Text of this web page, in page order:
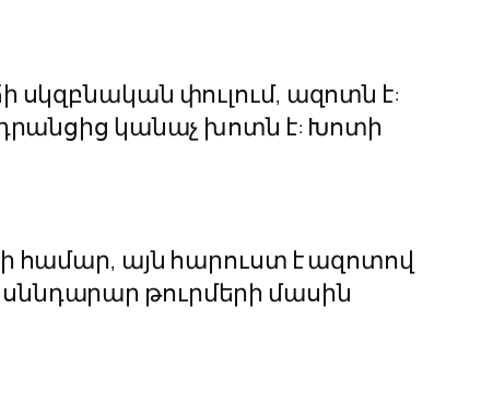
սկզբնական փուլում, ազոտն է:
կանաչ խոտն է: Խոտի
համար, այն հարուստ է ազոտով
թուրմերի մասին